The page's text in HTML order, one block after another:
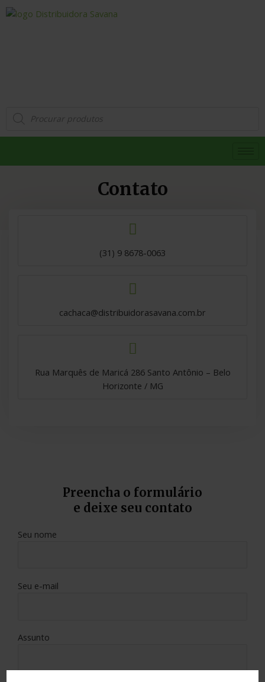
Contato
(31) 9 8678-0063
cachaca@distribuidorasavana.com.br
Rua Marquês de Maricá 286 Santo Antônio – Belo
Horizonte / MG
Preencha o formulário
e deixe seu contato
Seu nome
Seu e-mail
Assunto